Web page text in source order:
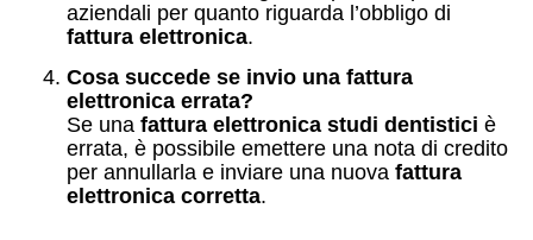
aziendali per quanto riguarda l’obbligo di
fattura elettronica.
Cosa succede se invio una fattura
elettronica errata?
Se una fattura elettronica studi dentistici è
errata, è possibile emettere una nota di credito
per annullarla e inviare una nuova fattura
elettronica corretta.